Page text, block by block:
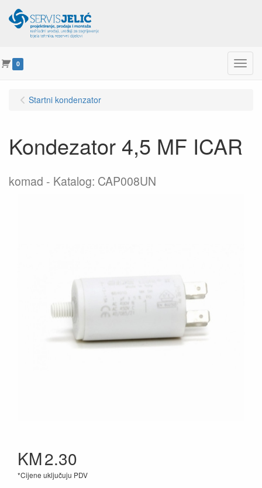
0 Menu
Startni kondenzator
Kondezator 4,5 MF ICAR
komad Katalog: CAP008UN
KM2.30
*Cijene uključuju PDV